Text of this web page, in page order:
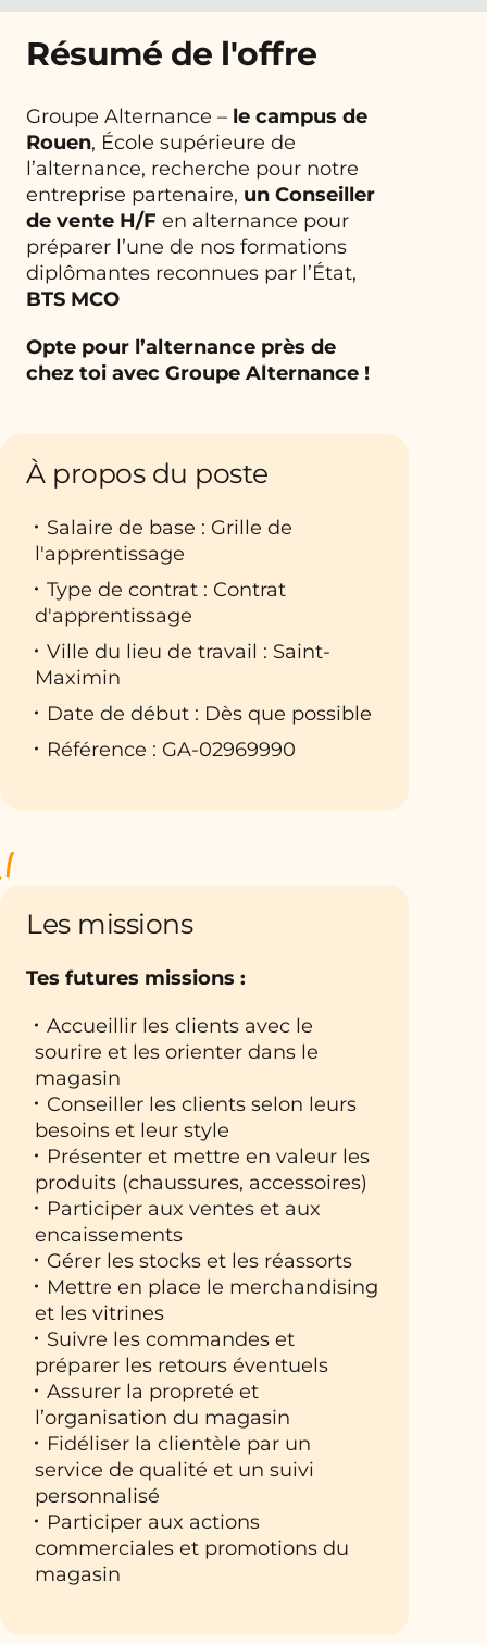
Résumé de l'offre
Groupe Alternance – le campus de
Rouen, École supérieure de
l’alternance, recherche pour notre
entreprise partenaire, un Conseiller
de vente H/F en alternance pour
préparer l’une de nos formations
diplômantes reconnues par l’État,
BTS MCO
Opte pour l’alternance près de
chez toi avec Groupe Alternance !
À propos du poste
Salaire de base : Grille de
l'apprentissage
Type de contrat : Contrat
d'apprentissage
Ville du lieu de travail : Saint-
Maximin
Date de début : Dès que possible
Référence : GA-02969990
Les missions
Tes futures missions :
Accueillir les clients avec le
sourire et les orienter dans le
magasin
Conseiller les clients selon leurs
besoins et leur style
Présenter et mettre en valeur les
produits (chaussures, accessoires)
Participer aux ventes et aux
encaissements
Gérer les stocks et les réassorts
Mettre en place le merchandising
et les vitrines
Suivre les commandes et
préparer les retours éventuels
Assurer la propreté et
l’organisation du magasin
Fidéliser la clientèle par un
service de qualité et un suivi
personnalisé
Participer aux actions
commerciales et promotions du
magasin